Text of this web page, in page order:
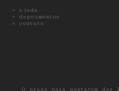
» ajuda
» depoimentos
» contato
O prazo para postagem